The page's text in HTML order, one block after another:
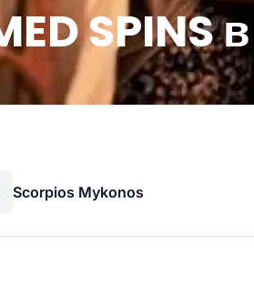
SPINS
Scorpios Mykonos